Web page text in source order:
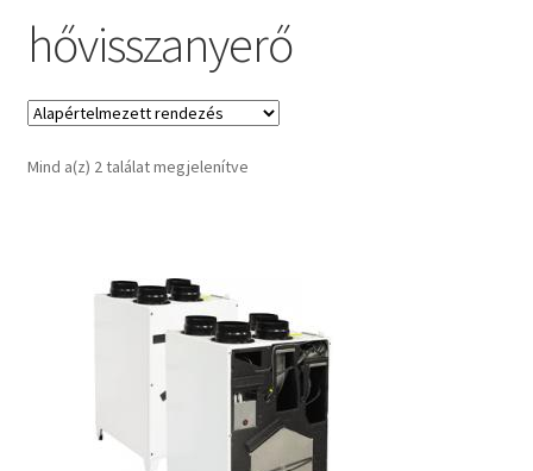
Általános szerződési feltételek
Visszatérítési tájékoztató
hővisszanyerő
Mind a(z) 2 találat megjelenítve